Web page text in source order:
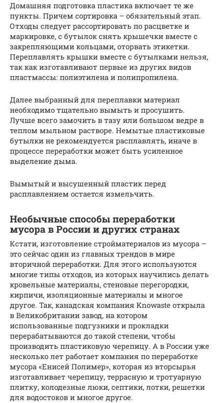
Домашняя подготовка пластика включает те же
пункты. Причем сортировка – обязательный этап.
Отходы следует рассортировать по расцветке и
маркировке, с бутылок снять крышечки вместе с
закрепляющими кольцами, оторвать этикетки.
Переплавлять крышки вместе с бутылками нельзя,
так как изготавливают первые из других видов
пластмассы: полиэтилена и полипропилена.
Далее выбранный для переплавки материал
необходимо тщательно вымыть и просушить.
Лучше всего замочить в тазу или большом ведре в
теплом мыльном растворе. Немытые пластиковые
бутылки не рекомендуется расплавлять, иначе в
процессе переработки может быть усиленное
выделение дыма.
Вымытый и высушенный пластик перед
расплавлением остается измельчить.
Необычные способы переработки
мусора в России и других странах
Кстати, изготовление стройматериалов из мусора –
это сейчас один из главных трендов в мире
вторичной переработки. Для этого используются
многие типы отходов, из которых научились делать
кровельные материалы, стеновые перегородки,
кирпичи, изоляционные материалы и многое
другое. Так, канадская компания Knowaste открыла
в Великобритании завод, на котором
использованные подгузники и прокладки
перерабатываются до такой степени, чтобы
производить пластиковую черепицу. А в России уже
несколько лет работает компания по переработке
мусора «Енисей Полимер», которая из вторсырья
изготавливает черепицу, террасную и тротуарную
плитку, колодезные люки, септики, лотки, решетки
для водостоков и многое другое.